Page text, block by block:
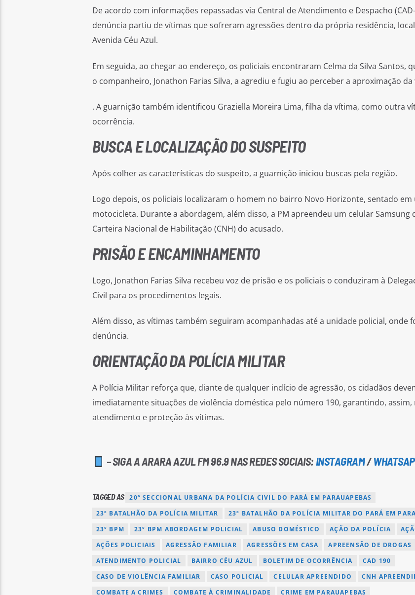
De acordo com informações repassadas via Central de Atendimento e Despacho
denúncia partiu de vítimas que sofreram agressões dentro da própria residência,
Avenida Céu Azul.
Em seguida, ao chegar ao endereço, os policiais encontraram Celma da Silva Santos,
o companheiro, Jonathon Farias Silva, a agrediu e fugiu ao perceber a aproximação
. A guarnição também identificou Graziella Moreira Lima, filha da vítima, como outra
ocorrência.
BUSCA E LOCALIZAÇÃO DO SUSPEITO
Após colher as características do suspeito, a guarnição iniciou buscas pela região.
Logo depois, os policiais localizaram o homem no bairro Novo Horizonte, sentado em
motocicleta. Durante a abordagem, além disso, a PM apreendeu um celular Samsung
Carteira Nacional de Habilitação (CNH) do acusado.
PRISÃO E ENCAMINHAMENTO
Logo, Jonathon Farias Silva recebeu voz de prisão e os policiais o conduziram à
Civil para os procedimentos legais.
Além disso, as vítimas também seguiram acompanhadas até a unidade policial, onde
denúncia.
ORIENTAÇÃO DA POLÍCIA MILITAR
A Polícia Militar reforça que, diante de qualquer indício de agressão, os cidadãos
imediatamente situações de violência doméstica pelo número 190, garantindo, assim,
atendimento e proteção às vítimas.
– SIGA A ARARA AZUL FM 96.9 NAS REDES SOCIAIS:INSTAGRAM/
TAGGED AS 20º SECCIONAL URBANA DA POLÍCIA CIVIL DO PARÁ EM PARAUAPEBAS
23º BATALHÃO DA POLÍCIA MILITAR
23º BATALHÃO DA POLÍCIA MILITAR DO PARÁ EM
23º BPM
23º BPM ABORDAGEM POLICIAL ABUSO DOMÉSTICO AÇÃO DA POLÍCIA
AÇÕES POLICIAIS
AGRESSÃO FAMILIAR AGRESSÕES EM CASA
APREENSÃO DE DROGAS
ATENDIMENTO POLICIAL
BAIRRO CÉU AZUL BOLETIM DE OCORRÊNCIA
CAD 190
CASO DE VIOLÊNCIA FAMILIAR
CASO POLICIAL CELULAR APREENDIDO
CNH
COMBATE A CRIMES
COMBATE À CRIMINALIDADE
CRIME EM PARAUAPEBAS